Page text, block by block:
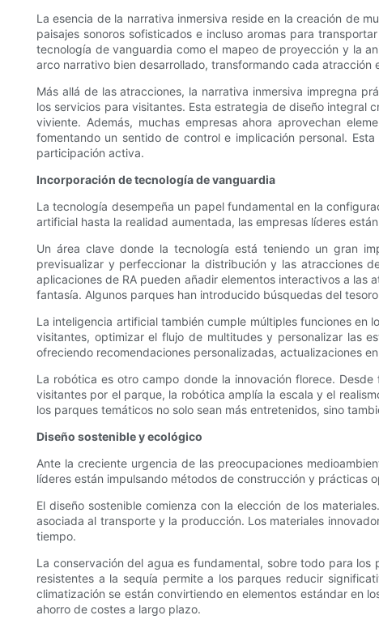
La esencia de la narrativa inmersiva reside en la creación de
paisajes sonoros sofisticados e incluso aromas para
tecnología de vanguardia como el mapeo de proyección y la
arco narrativo bien desarrollado, transformando cada atracción
Más allá de las atracciones, la narrativa inmersiva impregna
los servicios para visitantes. Esta estrategia de diseño integral
viviente. Además, muchas empresas ahora aprovechan
fomentando un sentido de control e implicación personal.
participación activa.
Incorporación de tecnología de vanguardia
La tecnología desempeña un papel fundamental en la
artificial hasta la realidad aumentada, las empresas líderes
Un área clave donde la tecnología está teniendo un gran
previsualizar y perfeccionar la distribución y las atracciones
aplicaciones de RA pueden añadir elementos interactivos a
fantasía. Algunos parques han introducido búsquedas del
La inteligencia artificial también cumple múltiples funciones en
visitantes, optimizar el flujo de multitudes y personalizar las
ofreciendo recomendaciones personalizadas, actualizaciones
La robótica es otro campo donde la innovación florece.
visitantes por el parque, la robótica amplía la escala y el
los parques temáticos no solo sean más entretenidos, sino
Diseño sostenible y ecológico
Ante la creciente urgencia de las preocupaciones
líderes están impulsando métodos de construcción y prácticas
El diseño sostenible comienza con la elección de los
asociada al transporte y la producción. Los materiales
tiempo.
La conservación del agua es fundamental, sobre todo para
resistentes a la sequía permite a los parques reducir
climatización se están convirtiendo en elementos estándar en
ahorro de costes a largo plazo.